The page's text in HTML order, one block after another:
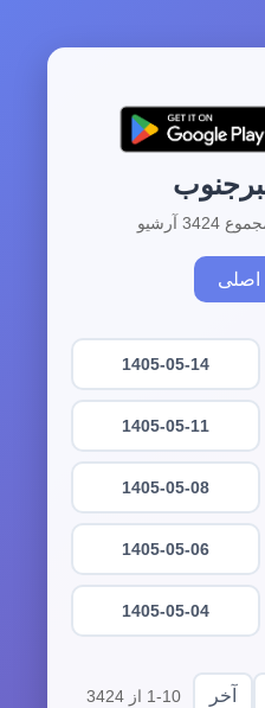
1405-05-14
1405-05-11
1405-05-08
1405-05-06
1405-05-04
آخر 1-10 از 3424